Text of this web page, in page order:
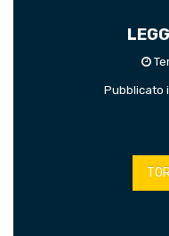
Pubblicato